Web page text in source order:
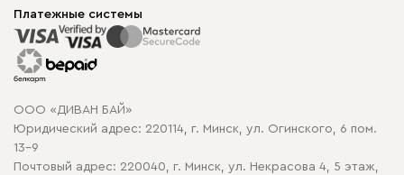
Способы оплаты
Рассрочка и кредит
Гарантия
Карта сайта
Политика конфиденциальности
Политика в отношении обработки cookie
Корпусная мебель
Распродажа мебели
Платежные системы
ООО «ДИВАН БАЙ»
Юридический адрес: 220114, г. Минск, ул. Огинского, 6 пом.
13-9
Почтовый адрес: 220040, г. Минск, ул. Некрасова 4, 5 этаж,